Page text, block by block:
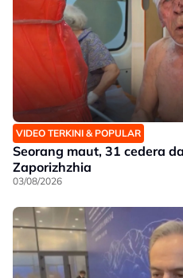
VIDEO TERKINI & POPULAR
Seorang maut, 31 cedera
Zaporizhzhia
03/08/2026